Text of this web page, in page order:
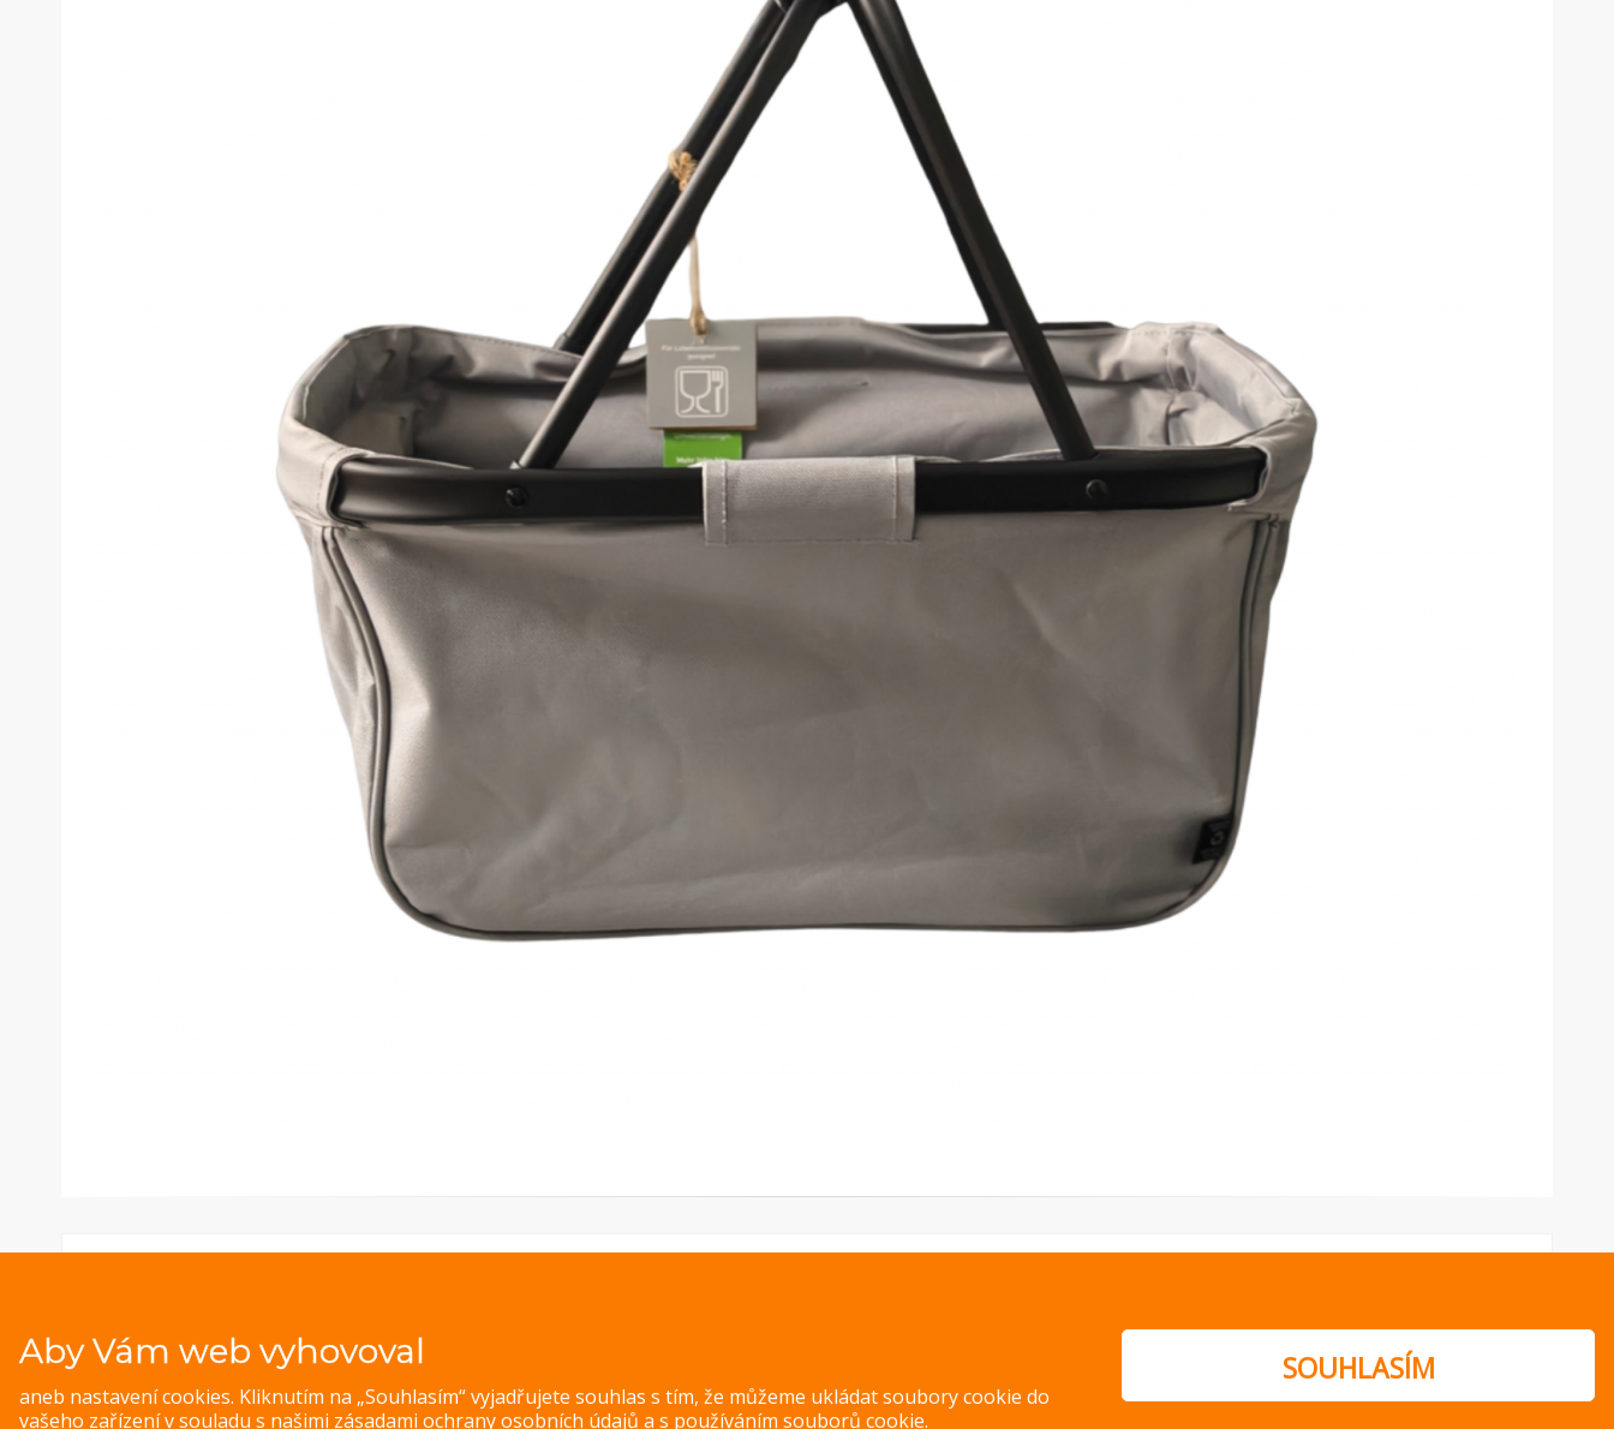
Aby Vám web vyhovoval
aneb nastavení cookies. Kliknutím na „Souhlasím“ vyjadřujete souhlas s tím, že můžeme ukládat soubory cookie do
vašeho zařízení v souladu s našimi zásadami ochrany osobních údajů a s používáním souborů cookie.
SOUHLASÍM